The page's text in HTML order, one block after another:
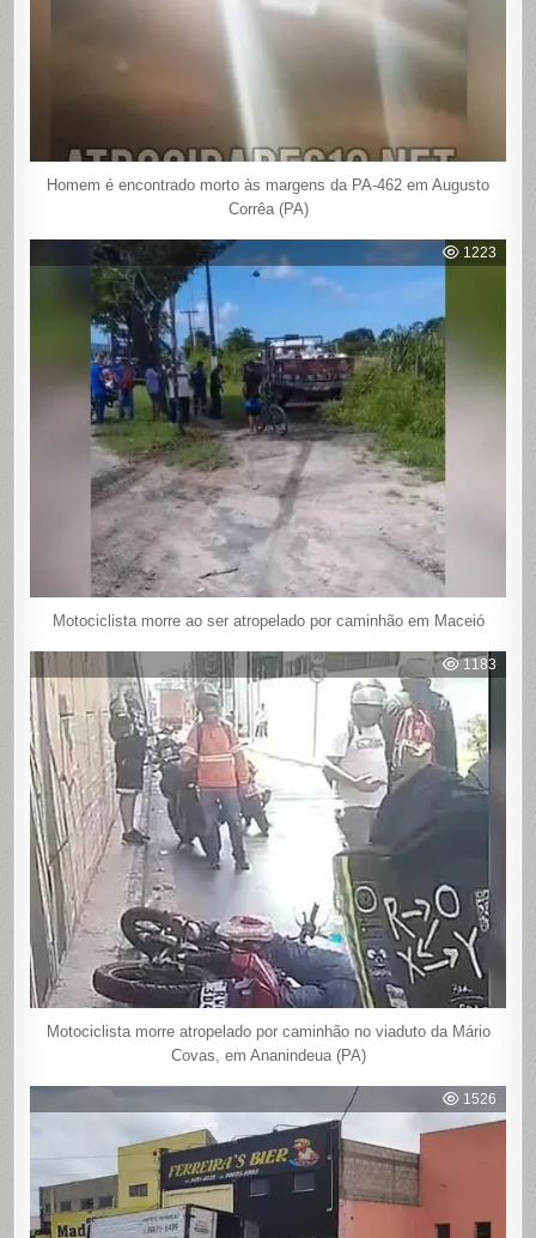
Homem é encontrado morto às margens da PA-462 em Augusto
Corrêa (PA)
1223
Motociclista morre ao ser atropelado por caminhão em Maceió
1183
Motociclista morre atropelado por caminhão no viaduto da Mário
Covas, em Ananindeua (PA)
1526